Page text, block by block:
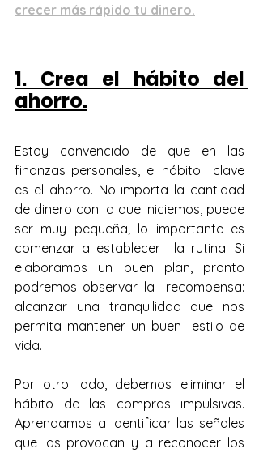
crecer más rápido tu dinero.
1. Crea el hábito del
ahorro.
Estoy convencido de que en las
finanzas personales, el hábito  clave
es el ahorro. No importa la cantidad
de dinero con la que iniciemos, puede
ser muy pequeña; lo importante es
comenzar a establecer  la rutina. Si
elaboramos un buen plan, pronto
podremos observar la  recompensa:
alcanzar una tranquilidad que nos
permita mantener un buen  estilo de
vida.
Por otro lado, debemos eliminar el
hábito de las compras impulsivas.
Aprendamos a identificar las señales
que las provocan y a reconocer los